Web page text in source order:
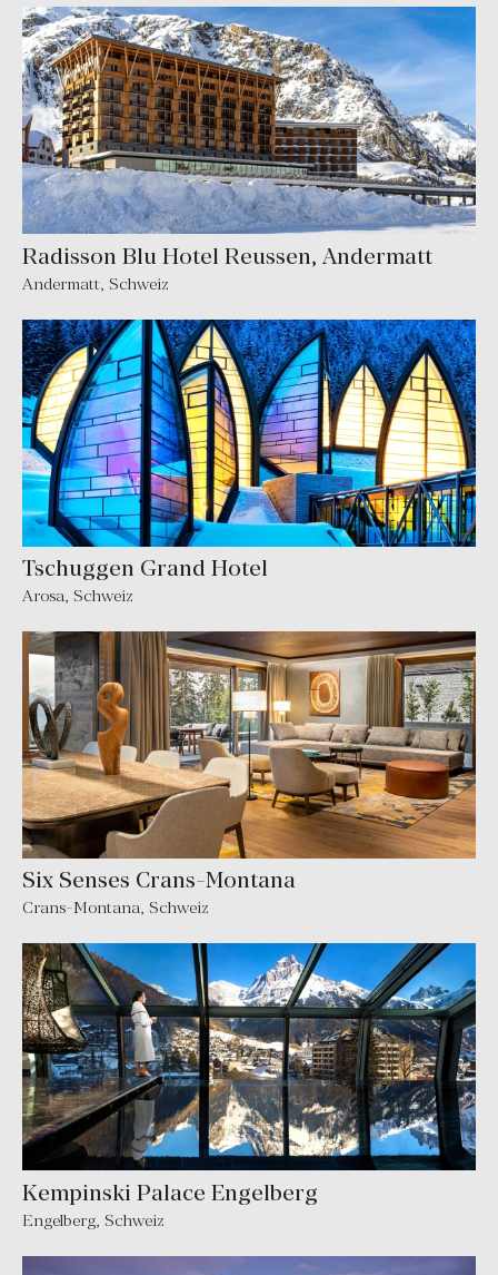
Radisson Blu Hotel Reussen, Andermatt
Andermatt, Schweiz
Tschuggen Grand Hotel
Arosa, Schweiz
Six Senses Crans-Montana
Crans-Montana, Schweiz
Kempinski Palace Engelberg
Engelberg, Schweiz